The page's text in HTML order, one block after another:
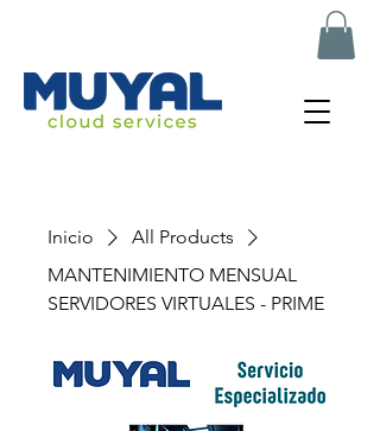
Inicio
All Products
MANTENIMIENTO MENSUAL
SERVIDORES VIRTUALES - PRIME